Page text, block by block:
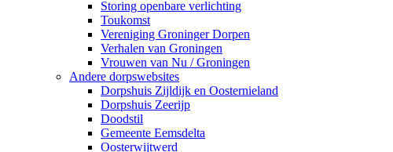
Storing openbare verlichting
Toukomst
Vereniging Groninger Dorpen
Verhalen van Groningen
Vrouwen van Nu / Groningen
Andere dorpswebsites
Dorpshuis Zijldijk en Oosternieland
Dorpshuis Zeerijp
Doodstil
Gemeente Eemsdelta
Oosterwijtwerd